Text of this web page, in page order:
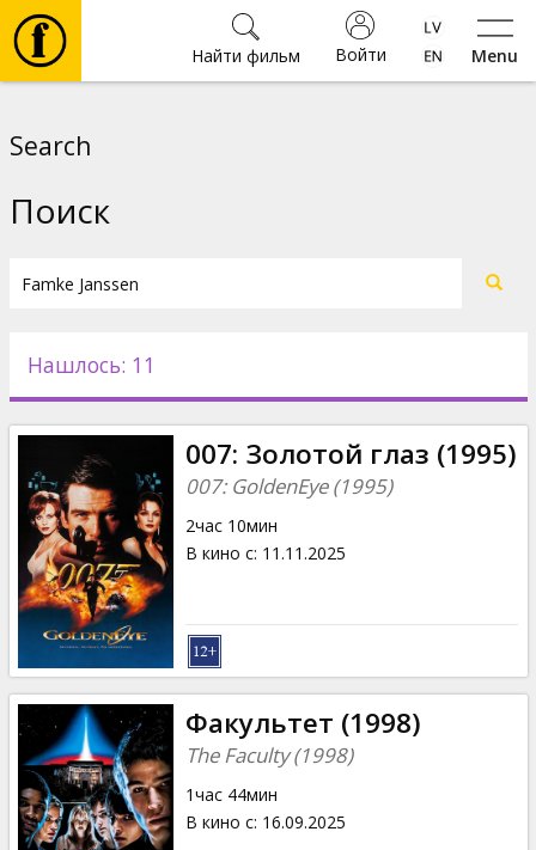
Menu
Войти
Найти фильм
Новости
Подарки
Кинозакуски
B2B
Клуб
Search
Поиск
Нашлось: 11
007: Золотой глаз (1995)
007: GoldenEye (1995)
2час 10мин
В кино с: 11.11.2025
Факультет (1998)
The Faculty (1998)
1час 44мин
В кино с: 16.09.2025